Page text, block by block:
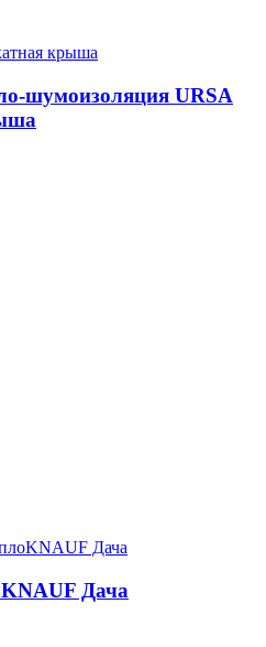
шумоизоляция URSA
Дача